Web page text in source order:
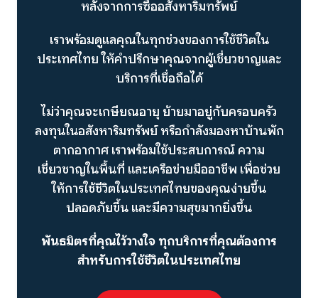
หลังจากการซื้ออสังหาริมทรัพย์
เราพร้อมดูแลคุณในทุกช่วงของการใช้ชีวิตใน
ประเทศไทย ให้คำปรึกษาคุณจากผู้เชี่ยวชาญและ
บริการที่เชื่อถือได้
ไม่ว่าคุณจะเกษียณอายุ ย้ายมาอยู่กับครอบครัว
ลงทุนในอสังหาริมทรัพย์ หรือกำลังมองหาบ้านพัก
ตากอากาศ เราพร้อมใช้ประสบการณ์ ความ
เชี่ยวชาญในพื้นที่ และเครือข่ายมืออาชีพ เพื่อช่วย
ให้การใช้ชีวิตในประเทศไทยของคุณง่ายขึ้น
ปลอดภัยขึ้น และมีความสุขมากยิ่งขึ้น
พันธมิตรที่คุณไว้วางใจ ทุกบริการที่คุณต้องการ
สำหรับการใช้ชีวิตในประเทศไทย